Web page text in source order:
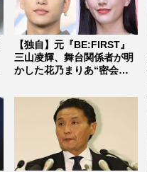
【独自】元『BE:FIRST』
三山凌輝、舞台関係者が明
かした花乃まりあ“密会報